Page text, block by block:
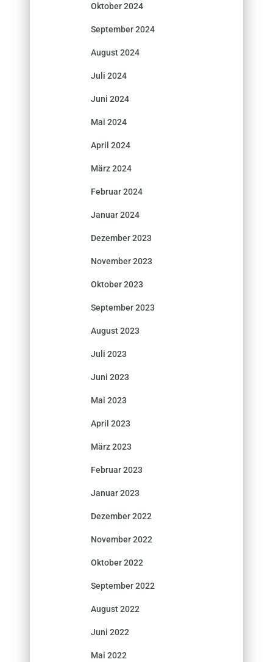
Oktober 2024
September 2024
August 2024
Juli 2024
Juni 2024
Mai 2024
April 2024
März 2024
Februar 2024
Januar 2024
Dezember 2023
November 2023
Oktober 2023
September 2023
August 2023
Juli 2023
Juni 2023
Mai 2023
April 2023
März 2023
Februar 2023
Januar 2023
Dezember 2022
November 2022
Oktober 2022
September 2022
August 2022
Juni 2022
Mai 2022